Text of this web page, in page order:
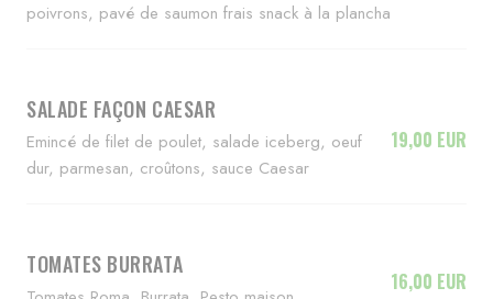
poivrons, pavé de saumon frais snack à la plancha
SALADE FAÇON CAESAR
Emincé de filet de poulet, salade iceberg, oeuf
dur, parmesan, croûtons, sauce Caesar
19,00 EUR
TOMATES BURRATA
16,00 EUR